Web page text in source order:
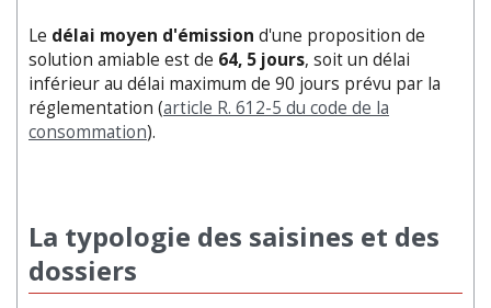
Le délai moyen d'émission d'une proposition de
solution amiable est de 64, 5 jours, soit un délai
inférieur au délai maximum de 90 jours prévu par la
réglementation (article R. 612-5 du code de la
consommation).
La typologie des saisines et des
dossiers